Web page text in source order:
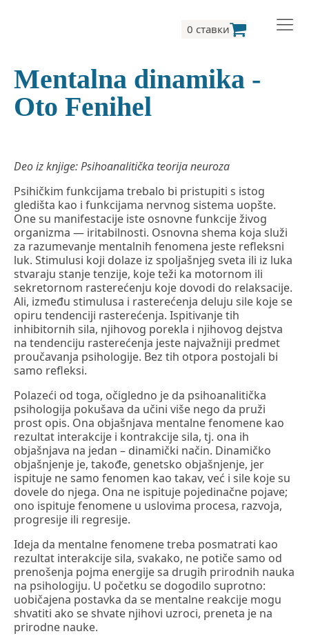
Mentalna dinamika -
Oto Fenihel
Deo iz knjige: Psihoanalitička teorija neuroza
Psihičkim funkcijama trebalo bi pristupiti s istog
gledišta kao i funkcijama nervnog sistema uopšte.
One su manifestacije iste osnovne funkcije živog
organizma — iritabilnosti. Osnovna shema koja služi
za razumevanje mentalnih fenomena jeste refleksni
luk. Stimulusi koji dolaze iz spoljašnjeg sveta ili iz luka
stvaraju stanje tenzije, koje teži ka motornom ili
sekretornom rasterećenju koje dovodi do relaksacije.
Ali, između stimulusa i rasterećenja deluju sile koje se
opiru tendenciji rasterećenja. Ispitivanje tih
inhibitornih sila, njihovog porekla i njihovog dejstva
na tendenciju rasterećenja jeste najvažniji predmet
proučavanja psihologije. Bez tih otpora postojali bi
samo refleksi.
Polazeći od toga, očigledno je da psihoanalitička
psihologija pokušava da učini više nego da pruži
prost opis. Ona objašnjava mentalne fenomene kao
rezultat interakcije i kontrakcije sila, tj. ona ih
objašnjava na jedan – dinamički način. Dinamičko
objašnjenje je, takođe, genetsko objašnjenje, jer
ispituje ne samo fenomen kao takav, već i sile koje su
dovele do njega. Ona ne ispituje pojedinačne pojave;
ono ispituje fenomene u uslovima procesa, razvoja,
progresije ili regresije.
Ideja da mentalne fenomene treba posmatrati kao
rezultat interakcije sila, svakako, ne potiče samo od
prenošenja pojma energije sa drugih prirodnih nauka
na psihologiju. U početku se dogodilo suprotno:
uobičajena postavka da se mentalne reakcije mogu
shvatiti ako se shvate njihovi uzroci, preneta je na
prirodne nauke.
0 ставки